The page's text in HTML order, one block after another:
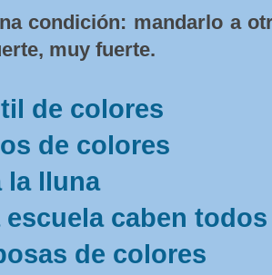
condición: mandarlo a
muy fuerte.
de colores
de colores
la lluna
escuela caben todos
de colores